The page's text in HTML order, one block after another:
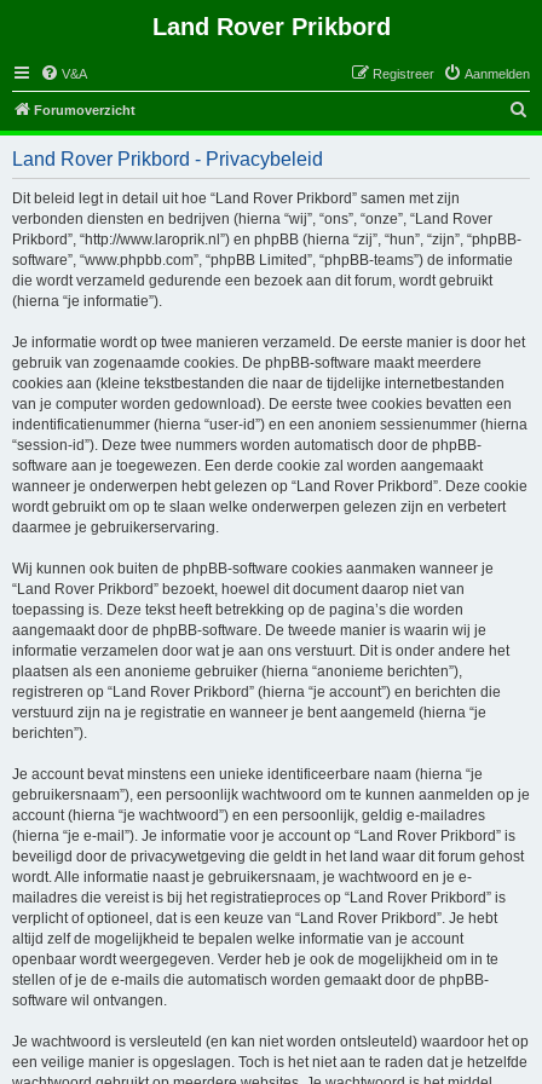
Land Rover Prikbord
V&A Aanmelden
Registreer
Forumoverzicht
o
Land Rover Prikbord - Privacybeleid
Dit beleid legt in detail uit hoe “Land Rover Prikbord” samen met zijn
verbonden diensten en bedrijven (hierna “wij”, “ons”, “onze”, “Land Rover
Prikbord”, “http://www.laroprik.nl”) en phpBB (hierna “zij”, “hun”, “zijn”, “phpBB-
software”, “www.phpbb.com”, “phpBB Limited”, “phpBB-teams”) de informatie
die wordt verzameld gedurende een bezoek aan dit forum, wordt gebruikt
(hierna “je informatie”).
Je informatie wordt op twee manieren verzameld. De eerste manier is door het
gebruik van zogenaamde cookies. De phpBB-software maakt meerdere
cookies aan (kleine tekstbestanden die naar de tijdelijke internetbestanden
van je computer worden gedownload). De eerste twee cookies bevatten een
indentificatienummer (hierna “user-id”) en een anoniem sessienummer (hierna
“session-id”). Deze twee nummers worden automatisch door de phpBB-
software aan je toegewezen. Een derde cookie zal worden aangemaakt
wanneer je onderwerpen hebt gelezen op “Land Rover Prikbord”. Deze cookie
wordt gebruikt om op te slaan welke onderwerpen gelezen zijn en verbetert
daarmee je gebruikerservaring.
Wij kunnen ook buiten de phpBB-software cookies aanmaken wanneer je
“Land Rover Prikbord” bezoekt, hoewel dit document daarop niet van
toepassing is. Deze tekst heeft betrekking op de pagina’s die worden
aangemaakt door de phpBB-software. De tweede manier is waarin wij je
informatie verzamelen door wat je aan ons verstuurt. Dit is onder andere het
plaatsen als een anonieme gebruiker (hierna “anonieme berichten”),
registreren op “Land Rover Prikbord” (hierna “je account”) en berichten die
verstuurd zijn na je registratie en wanneer je bent aangemeld (hierna “je
berichten”).
Je account bevat minstens een unieke identificeerbare naam (hierna “je
gebruikersnaam”), een persoonlijk wachtwoord om te kunnen aanmelden op je
account (hierna “je wachtwoord”) en een persoonlijk, geldig e-mailadres
(hierna “je e-mail”). Je informatie voor je account op “Land Rover Prikbord” is
beveiligd door de privacywetgeving die geldt in het land waar dit forum gehost
wordt. Alle informatie naast je gebruikersnaam, je wachtwoord en je e-
mailadres die vereist is bij het registratieproces op “Land Rover Prikbord” is
verplicht of optioneel, dat is een keuze van “Land Rover Prikbord”. Je hebt
altijd zelf de mogelijkheid te bepalen welke informatie van je account
openbaar wordt weergegeven. Verder heb je ook de mogelijkheid om in te
stellen of je de e-mails die automatisch worden gemaakt door de phpBB-
software wil ontvangen.
Je wachtwoord is versleuteld (en kan niet worden ontsleuteld) waardoor het op
een veilige manier is opgeslagen. Toch is het niet aan te raden dat je hetzelfde